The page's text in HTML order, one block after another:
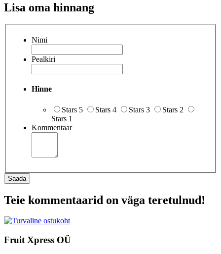
Lisa oma hinnang
Nimi
Pealkiri
Hinne
Stars 5 Stars 4 Stars 3
Stars 2
Stars 1
Kommentaar
Saada
Teie kommentaarid on väga teretulnud!
Fruit Xpress OÜ